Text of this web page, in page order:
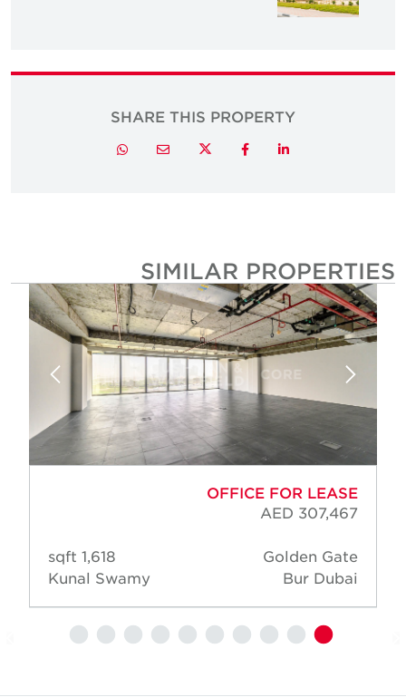
SHARE THIS PROPERTY
LinkedIn
Facebook
Twitter
Email
Whatsapp
SIMILAR PROPERTIES
OFFICE FOR LEASE
AED 307,467
Golden Gate
Bur Dubai
1,618 sqft
Kunal Swamy